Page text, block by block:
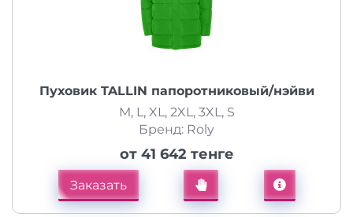
Пуховик TALLIN папоротниковый/нэйви
M, L, XL, 2XL, 3XL, S
Бренд: Roly
от 41 642 тенге
Заказать